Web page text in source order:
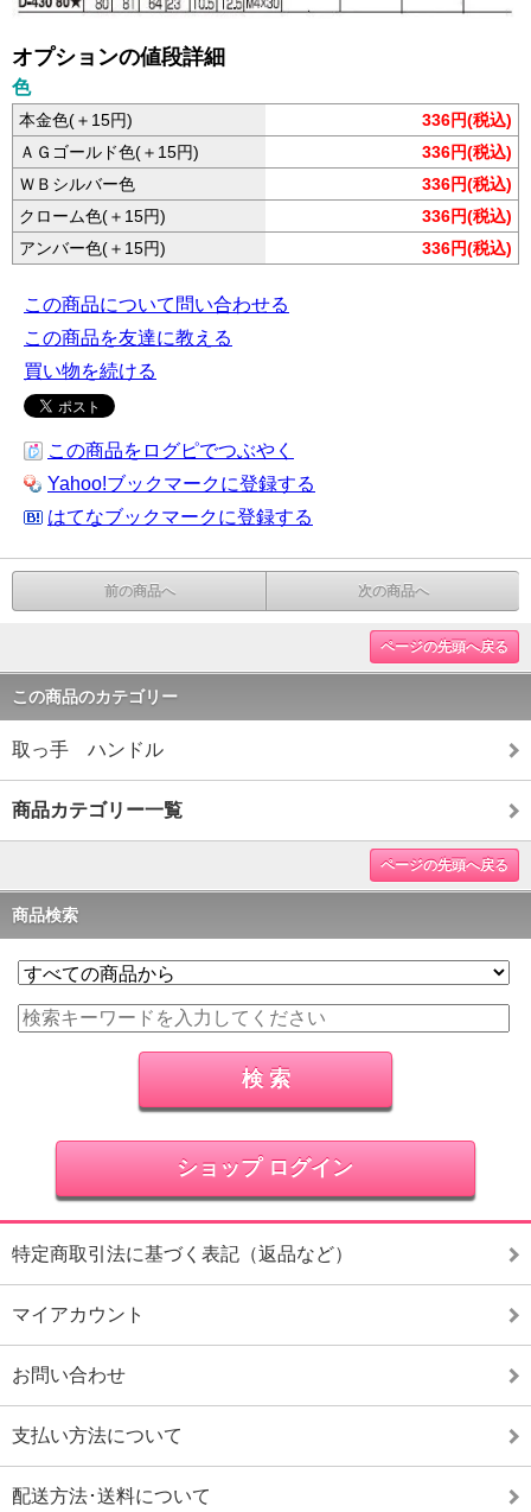
オプションの値段詳細
色
本金色(＋15円)
336円(税込)
ＡＧゴールド色(＋15円)
336円(税込)
ＷＢシルバー色
336円(税込)
クローム色(＋15円)
336円(税込)
アンバー色(＋15円)
336円(税込)
この商品について問い合わせる
この商品を友達に教える
買い物を続ける
この商品をログピでつぶやく
Yahoo!ブックマークに登録する
はてなブックマークに登録する
前の商品へ 次の商品へ
ページの先頭へ戻る
この商品のカテゴリー
取っ手 ハンドル
商品カテゴリー一覧
ページの先頭へ戻る
商品検索
ショップ ログイン
特定商取引法に基づく表記（返品など）
マイアカウント
お問い合わせ
支払い方法について
配送方法･送料について